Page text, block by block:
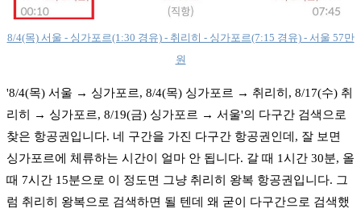
8/4(목) 서울 - 싱가포르(1:30 경유) - 취리히 - 싱가포르(7:15 경유) - 서울 57만
원
'8/4(목) 서울 → 싱가포르, 8/4(목) 싱가포르 → 취리히, 8/17(수) 취
리히 → 싱가포르, 8/19(금) 싱가포르 → 서울'의 다구간 검색으로
찾은 항공권입니다. 네 구간을 가진 다구간 항공권인데, 잘 보면
싱가포르에 체류하는 시간이 얼마 안 됩니다. 갈 때 1시간 30분, 올
때 7시간 15분으로 이 정도면 그냥 취리히 왕복 항공권입니다. 그
럼 취리히 왕복으로 검색하면 될 텐데 왜 굳이 다구간으로 검색했